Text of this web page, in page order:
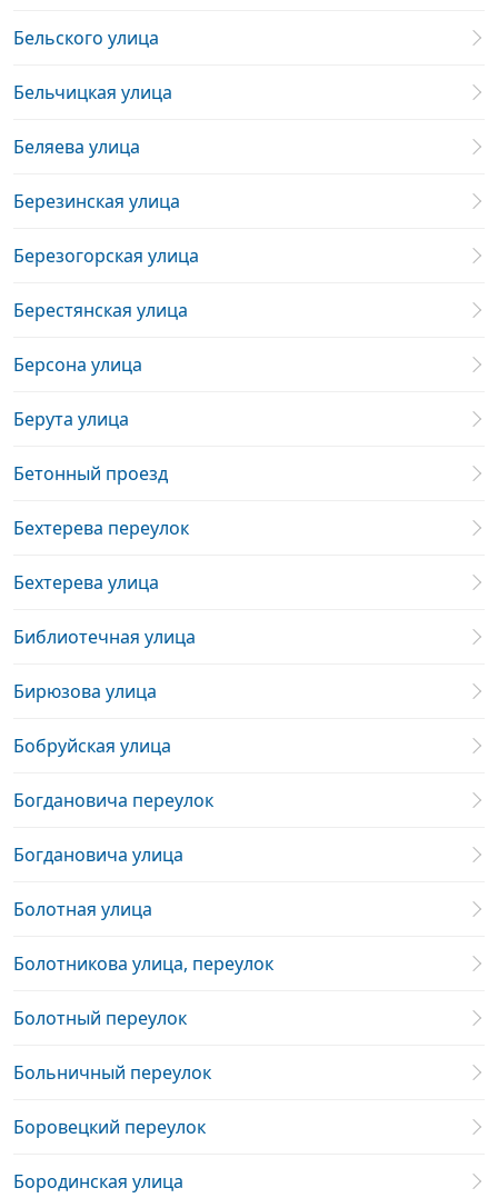
Бельского улица
Бельчицкая улица
Беляева улица
Березинская улица
Березогорская улица
Берестянская улица
Берсона улица
Берута улица
Бетонный проезд
Бехтерева переулок
Бехтерева улица
Библиотечная улица
Бирюзова улица
Бобруйская улица
Богдановича переулок
Богдановича улица
Болотная улица
Болотникова улица, переулок
Болотный переулок
Больничный переулок
Боровецкий переулок
Бородинская улица